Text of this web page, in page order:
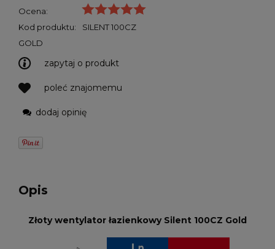
Ocena:
Kod produktu:
SILENT 100CZ
GOLD
zapytaj o produkt
poleć znajomemu
dodaj opinię
Opis
Złoty wentylator łazienkowy Silent 100CZ Gold